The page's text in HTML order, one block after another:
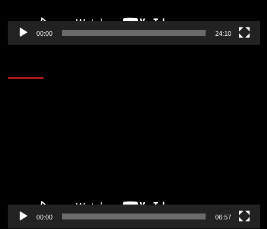
00:00 24:10
00:00 06:57